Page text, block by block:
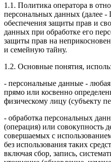
1.1. Политика оператора в
персональных данных (далее -
обеспечения защиты прав и
данных при обработке его
защиты прав на
и семейную тайну.
1.2. Основные понятия,
- персональные данные -
прямо или косвенно
физическому лицу (субъекту
- обработка персональных
(операция) или совокупность
совершаемых с
без использования таких
включая сбор, запись,